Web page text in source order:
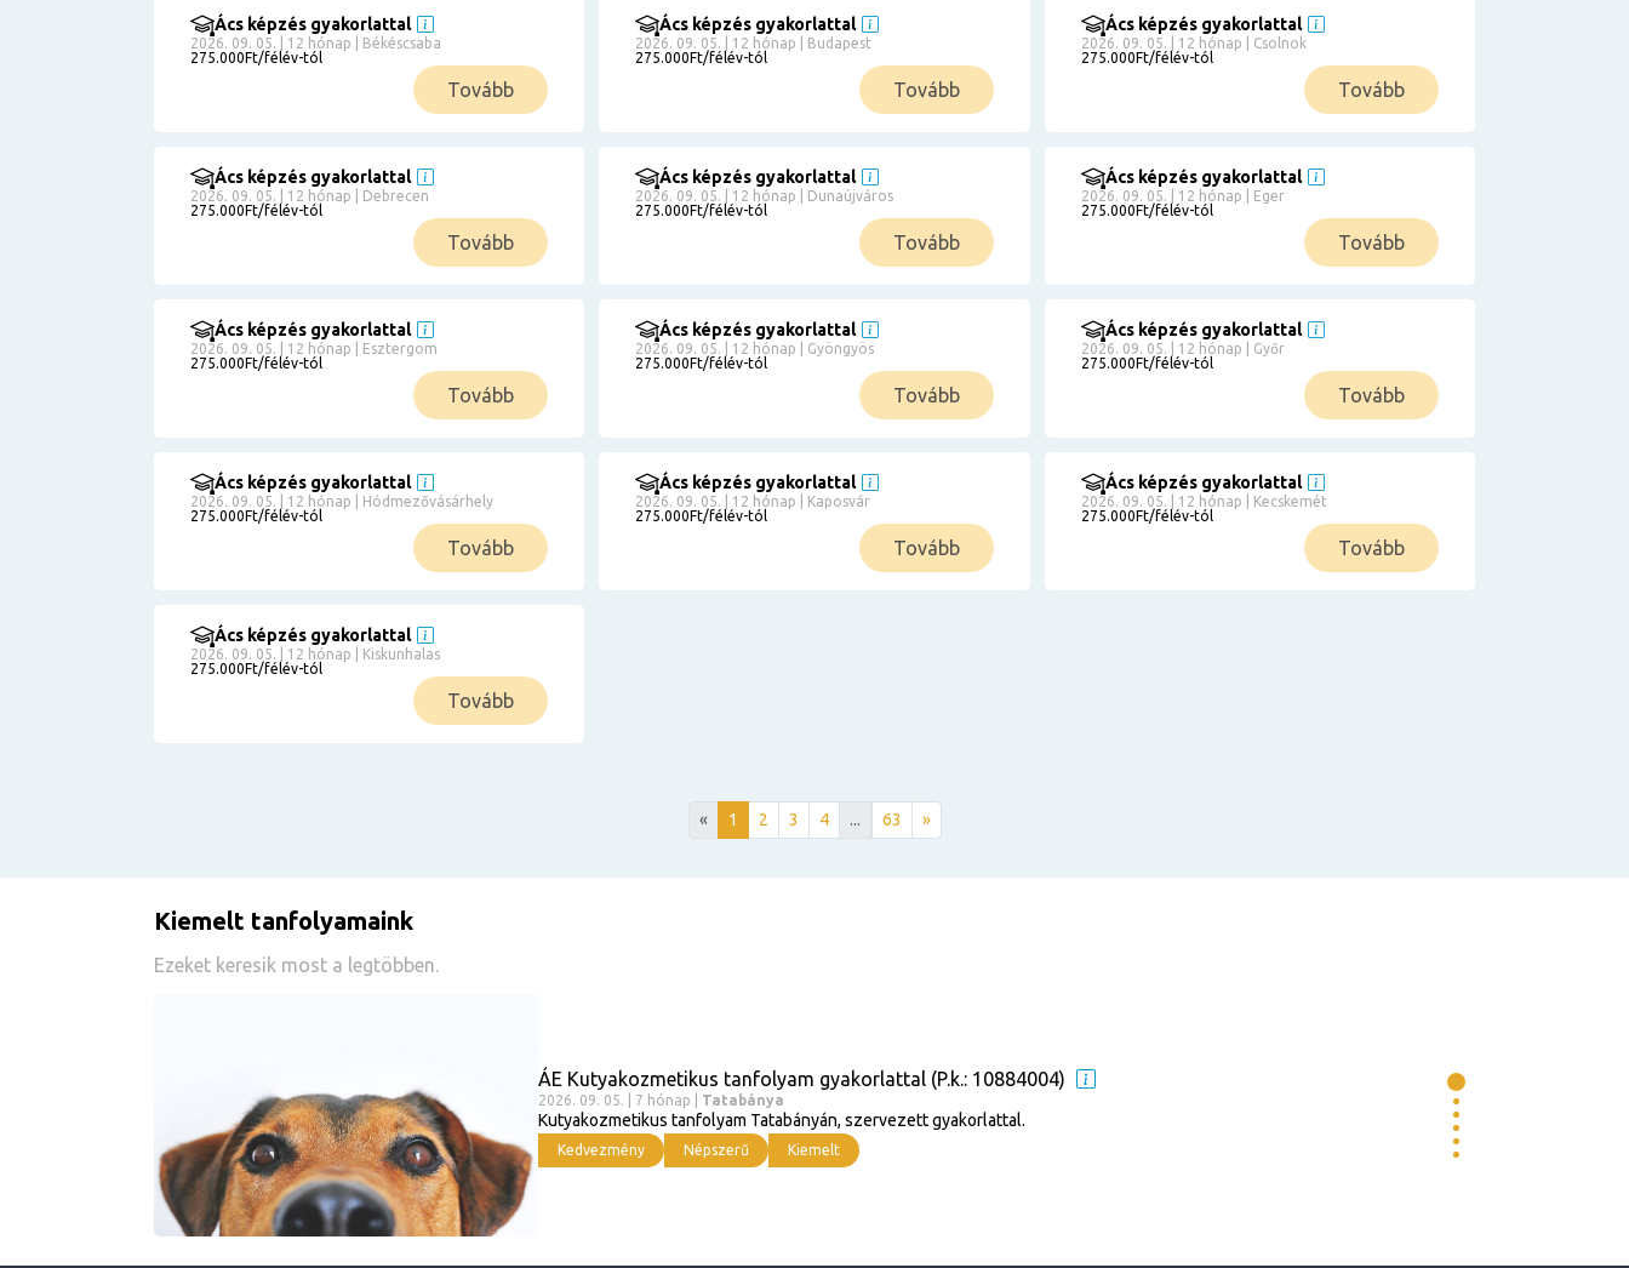
Ács képzés gyakorlattal
2026. 09. 05. | 12 hónap | Békéscsaba
275.000Ft/félév-tól
Tovább
Ács képzés gyakorlattal
2026. 09. 05. | 12 hónap | Budapest
275.000Ft/félév-tól
Tovább
Ács képzés gyakorlattal
2026. 09. 05. | 12 hónap | Csolnok
275.000Ft/félév-tól
Tovább
Ács képzés gyakorlattal
2026. 09. 05. | 12 hónap | Debrecen
275.000Ft/félév-tól
Tovább
Ács képzés gyakorlattal
2026. 09. 05. | 12 hónap | Dunaújváros
275.000Ft/félév-tól
Tovább
Ács képzés gyakorlattal
2026. 09. 05. | 12 hónap | Eger
275.000Ft/félév-tól
Tovább
Ács képzés gyakorlattal
2026. 09. 05. | 12 hónap | Esztergom
275.000Ft/félév-tól
Tovább
Ács képzés gyakorlattal
2026. 09. 05. | 12 hónap | Gyöngyös
275.000Ft/félév-tól
Tovább
Ács képzés gyakorlattal
2026. 09. 05. | 12 hónap | Győr
275.000Ft/félév-tól
Tovább
Ács képzés gyakorlattal
2026. 09. 05. | 12 hónap | Hódmezővásárhely
275.000Ft/félév-tól
Tovább
Ács képzés gyakorlattal
2026. 09. 05. | 12 hónap | Kaposvár
275.000Ft/félév-tól
Tovább
Ács képzés gyakorlattal
2026. 09. 05. | 12 hónap | Kecskemét
275.000Ft/félév-tól
Tovább
Ács képzés gyakorlattal
2026. 09. 05. | 12 hónap | Kiskunhalas
275.000Ft/félév-tól
Tovább
« 1 2 3 4 ... 63 »
Kiemelt tanfolyamaink
Ezeket keresik most a legtöbben.
ÁE Kutyakozmetikus tanfolyam gyakorlattal (P.k.: 10884004)
2026. 09. 05. | 7 hónap | Tatabánya
Kutyakozmetikus tanfolyam Tatabányán, szervezett gyakorlattal.
Kedvezmény Népszerű Kiemelt